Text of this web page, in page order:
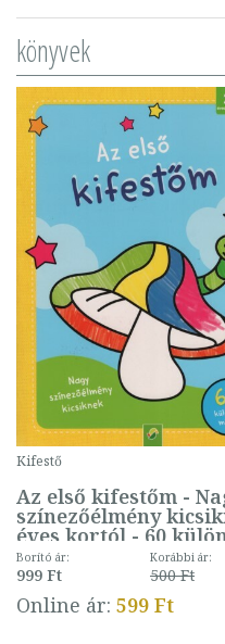
könyvek
Kifestő
Az első kifestőm -
színezőélmény
éves kortól - 60
mintával (gombás)
Borító ár:
999 Ft
Korábbi ár:
500 Ft
Online ár: 599 Ft